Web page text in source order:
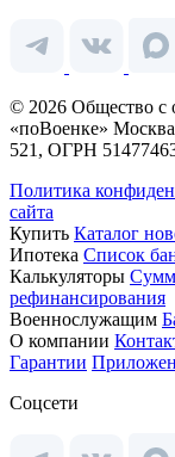
© 2026 Общество с
«поВоенке»
521, ОГРН
Политика
сайта
Купить Каталог
Ипотека Список
Калькуляторы
рефинансирования
Военнослужащим
О компании
Гарантии
Соцсети